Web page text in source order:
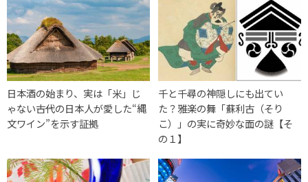
日本酒の始まり、実は「米」じ
ゃない――古代の日本人が愛した“縄
文ワイン”を示す証拠
千と千尋の神隠しにも出てい
た？雅楽の舞「蘇利古（そり
こ）」の実に奇妙な面の謎【そ
の１】